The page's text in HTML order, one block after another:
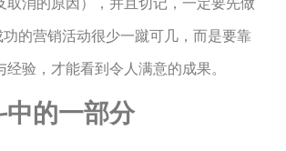
的营销活动很少一蹴可几，而是要靠
验，才能看到令人满意的成果。
的一部分